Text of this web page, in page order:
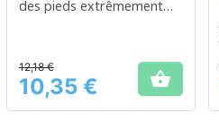
des pieds extrêmement
Prix
12,18 €
10,35 € 